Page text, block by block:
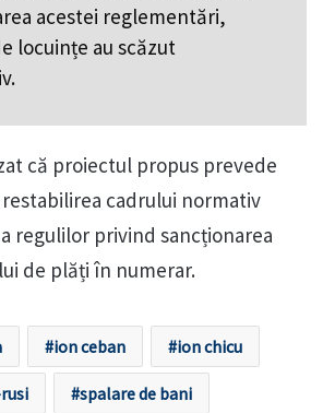
acestei reglementări,
locuințe au scăzut
că proiectul propus prevede
cadrului normativ
regulilor privind sancționarea
de plăți în numerar.
ion ceban ion chicu
spalare de bani